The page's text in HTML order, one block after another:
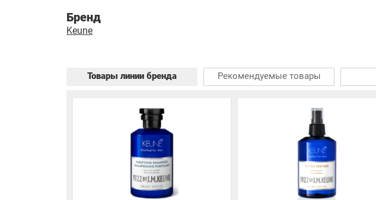
Бренд
Keune
Товары линии бренда Рекомендуемые товары